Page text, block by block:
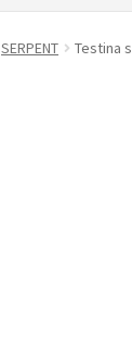
SERPENT Testina